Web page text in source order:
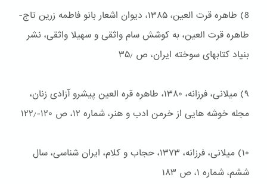
8) طاهره قرت العین، ۱۳۸۵، دیوان اشعار بانو فاطمه زرین تاج-
طاهره قرت العین، به کوشش سام واثقی و سهیلا واثقی، نشر
بنیاد کتابهای سوخته ایران، ص ۳۵٫
۹) میلانی، فرزانه، ۱۳۸۰، طاهره قره العین پیشرو آزادی زنان،
مجله خوشه هایی از خرمن ادب و هنر، شماره ۱۲، ص ۱۲۰-۱۲۲٫
۱۰) میلانی، فرزانه، ۱۳۷۳، حجاب و کلام، ایران شناسی، سال
ششم، شماره ۱، ص ۱۸۳